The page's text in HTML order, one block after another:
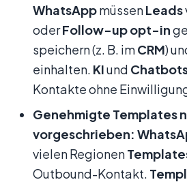
WhatsAppmüssenLeads
oderFollow-upopt-in
speichern (z. B. imCRM)
einhalten. KIund
Kontakte ohne
Genehmigte Templates
vorgeschrieben:
vielen Regionen
Outbound-Kontakt.